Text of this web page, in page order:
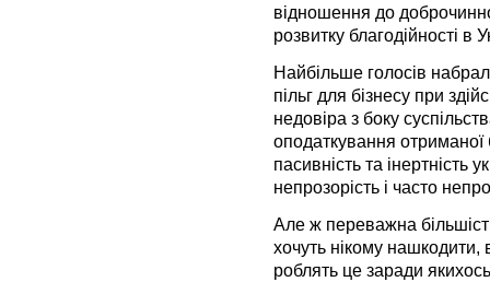
відношення до
розвитку благодійності в
Найбільше голосів
пільг для бізнесу при
недовіра з боку
оподаткування отриманої
пасивність та інертність
непрозорість і часто
Але ж переважна
хочуть нікому
роблять це заради